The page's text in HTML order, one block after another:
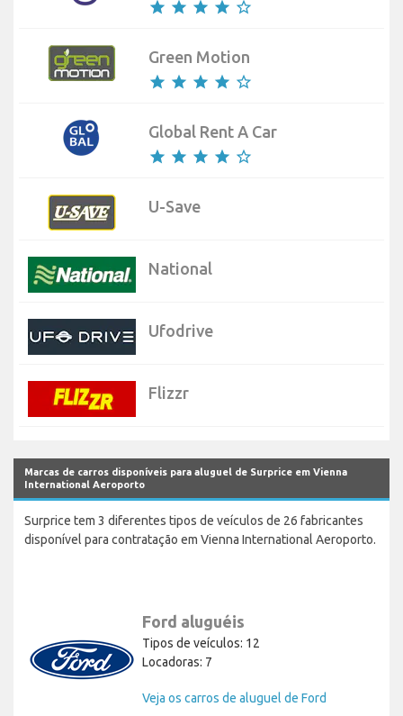
star star star star star_border
Green Motion
star star star star star_border
Global Rent A Car
star star star star star_border
U-Save
National
Ufodrive
Flizzr
Marcas de carros disponíveis para aluguel de Surprice em Vienna
International Aeroporto
Surprice tem 3 diferentes tipos de veículos de 26 fabricantes
disponível para contratação em Vienna International Aeroporto.
Ford aluguéis
Tipos de veículos: 12
Locadoras: 7
Veja os carros de aluguel de Ford